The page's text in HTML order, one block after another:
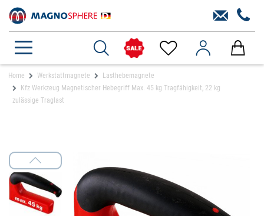
Home Werkstattmagnete
Lasthebemagnete
Kfz Werkzeug Magnetischer Hebegriff Max. 45 kg Tragfähigkeit, 22 kg
zulässige Traglast